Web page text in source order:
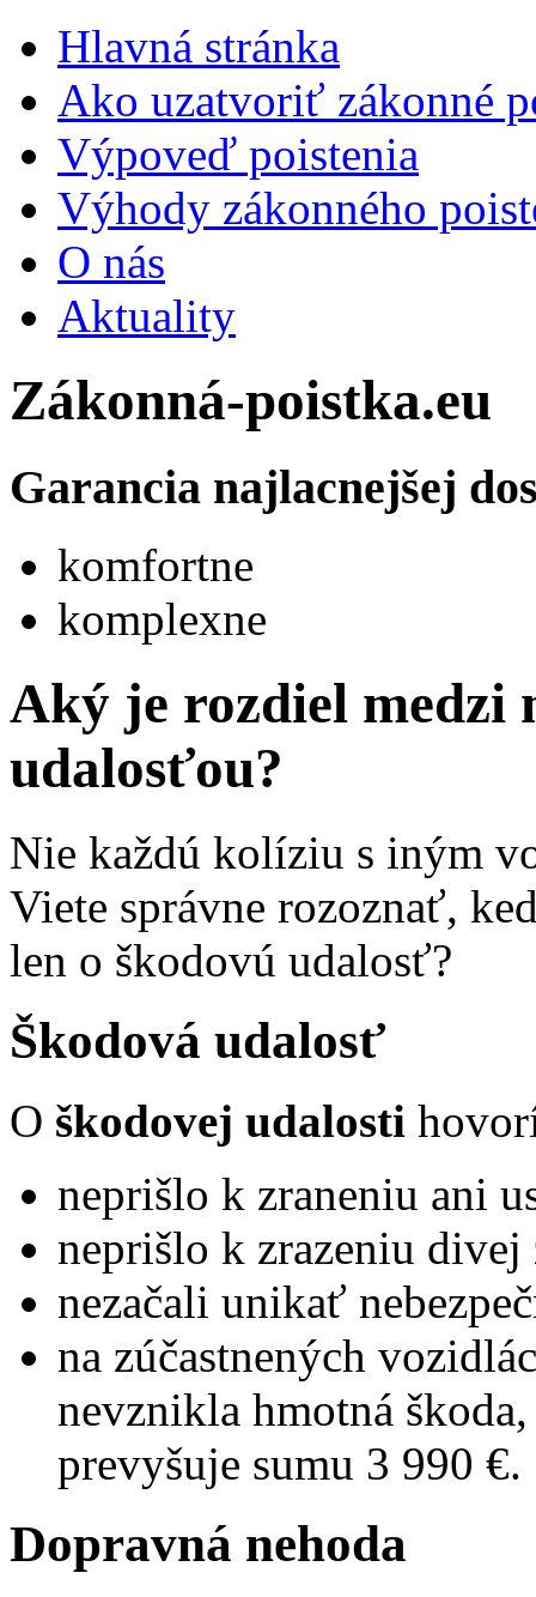
Hlavná stránka
Ako uzatvoriť zákonné
Výpoveď poistenia
Výhody zákonného
O nás
Aktuality
Zákonná-poistka.eu
Garancia najlacnejšej
komfortne
komplexne
Aký je rozdiel medzi
udalosťou?
Nie každú kolíziu s iným
Viete správne rozoznať,
len o škodovú udalosť?
Škodová udalosť
O škodovej udalosti
neprišlo k zraneniu ani
neprišlo k zrazeniu divej
nezačali unikať
na zúčastnených
nevznikla hmotná
prevyšuje sumu 3 990 €.
Dopravná nehoda